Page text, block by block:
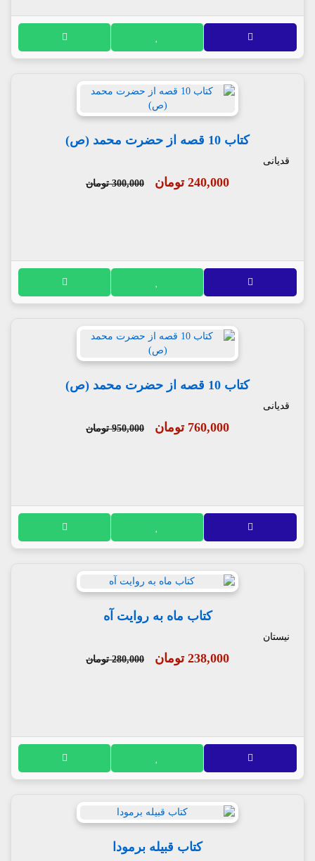
کتاب 10 قصه از حضرت محمد (ص)
قدیانی
240,000 تومان 300,000 تومان
کتاب 10 قصه از حضرت محمد (ص)
قدیانی
760,000 تومان 950,000 تومان
کتاب ماه به روایت آه
نیستان
238,000 تومان 280,000 تومان
کتاب قبیله برمودا